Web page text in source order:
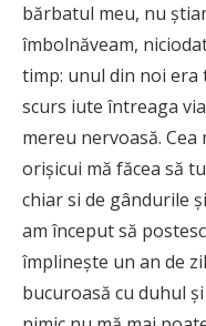
bărbatul meu, nu
îmbolnăveam,
timp: unul din noi era
scurs iute întreaga
mereu nervoasă.
orişicui mă făcea să
chiar si de gândurile
am început să
împlineşte un an de
bucuroasă cu duhul